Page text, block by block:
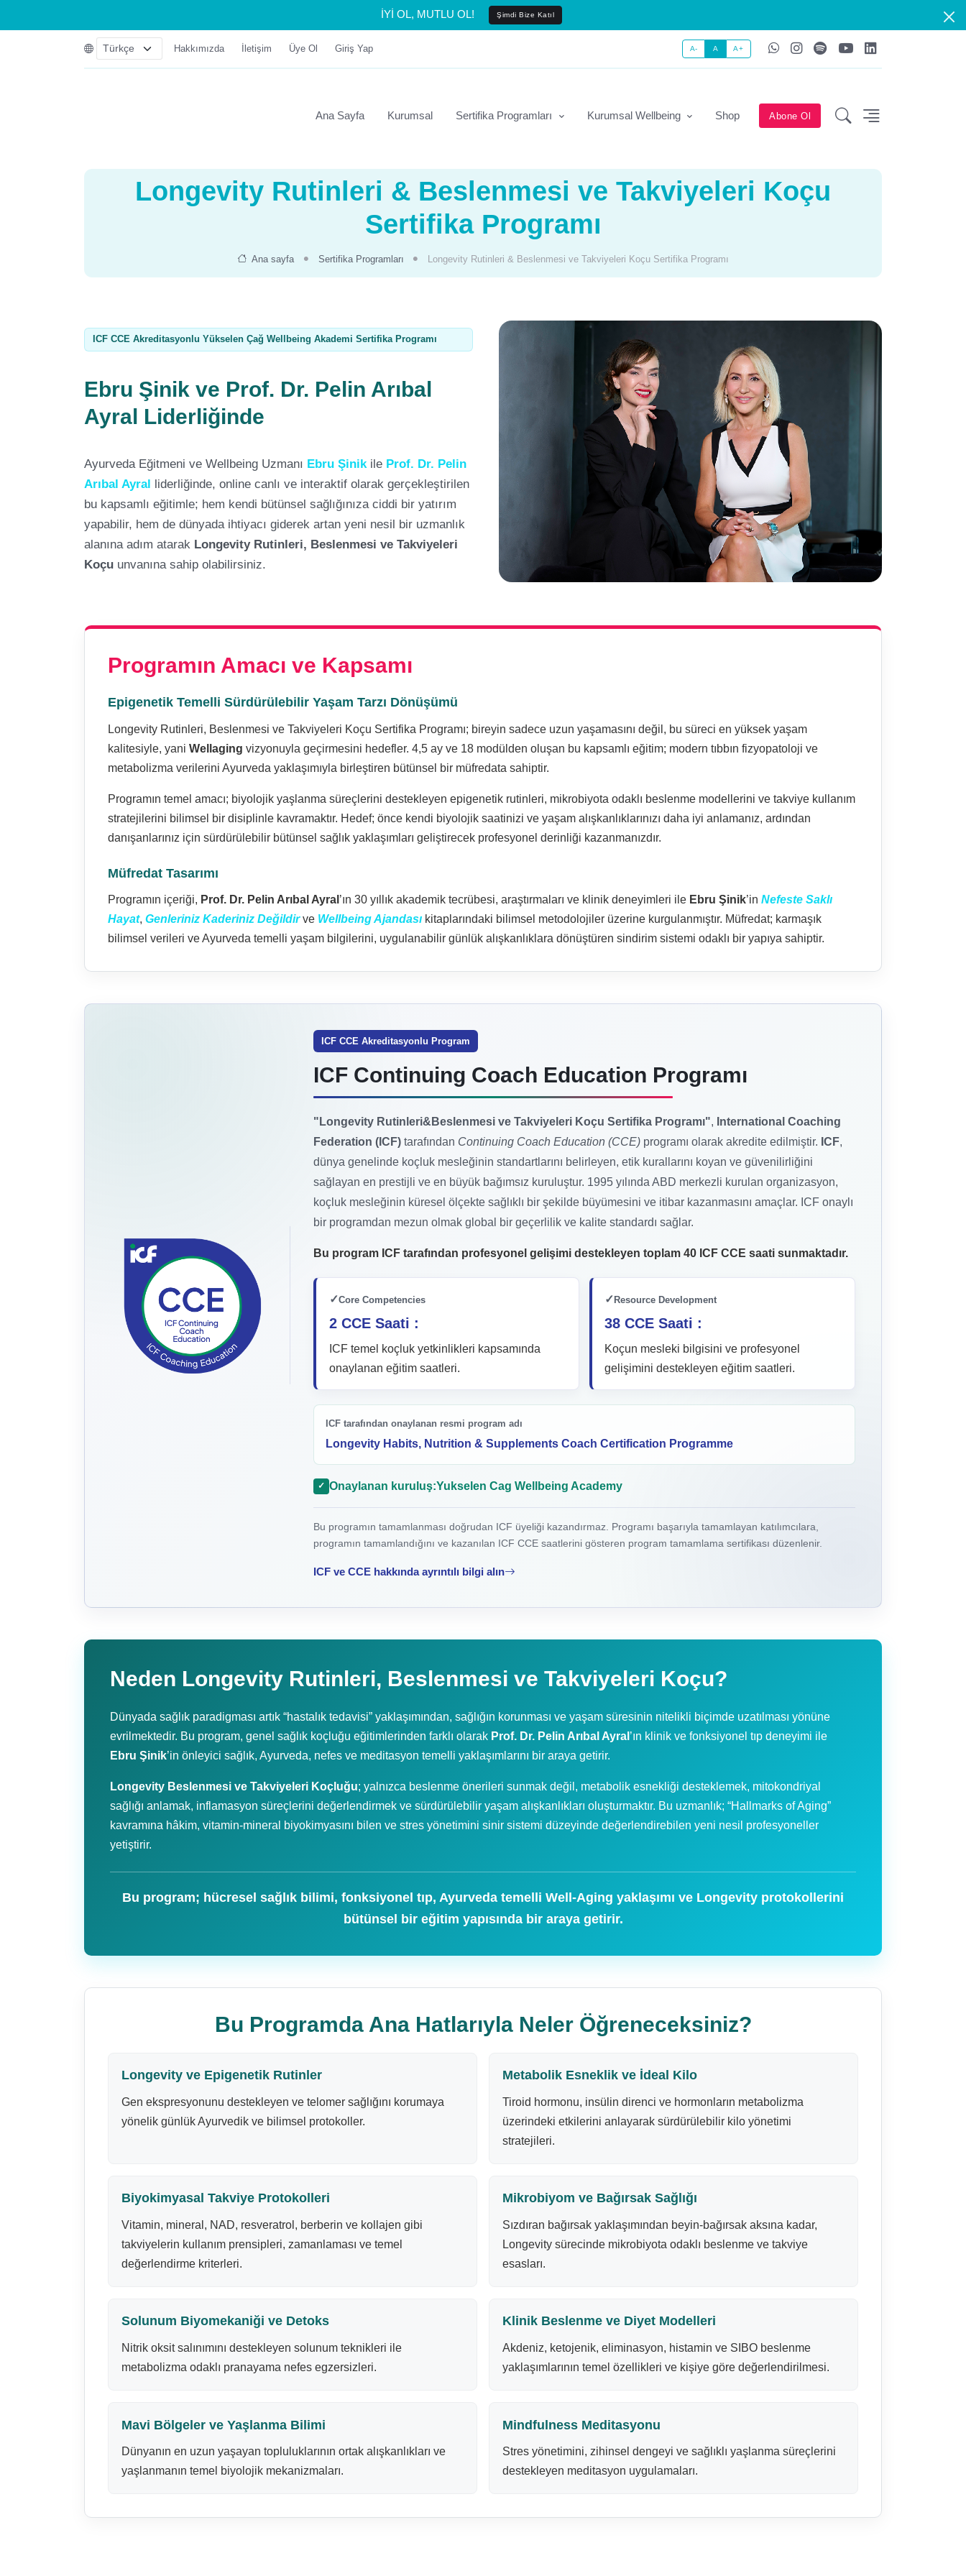
İYİ OL, MUTLU OL! Şimdi Bize Katıl
Hakkımızda İletişim Üye Ol Giriş Yap A- A A+
Ana Sayfa Kurumsal Sertifika Programları Kurumsal Wellbeing Shop Abone Ol
Longevity Rutinleri & Beslenmesi ve Takviyeleri Koçu
Sertifika Programı
Ana sayfa Sertifika Programları Longevity Rutinleri & Beslenmesi ve Takviyeleri Koçu Sertifika Programı
ICF CCE Akreditasyonlu Yükselen Çağ Wellbeing Akademi Sertifika Programı
Ebru Şinik ve Prof. Dr. Pelin Arıbal
Ayral Liderliğinde
Ayurveda Eğitmeni ve Wellbeing Uzmanı Ebru Şinik ile Prof. Dr. Pelin
Arıbal Ayral liderliğinde, online canlı ve interaktif olarak gerçekleştirilen
bu kapsamlı eğitimle; hem kendi bütünsel sağlığınıza ciddi bir yatırım
yapabilir, hem de dünyada ihtiyacı giderek artan yeni nesil bir uzmanlık
alanına adım atarak Longevity Rutinleri, Beslenmesi ve Takviyeleri
Koçu unvanına sahip olabilirsiniz.
Programın Amacı ve Kapsamı
Epigenetik Temelli Sürdürülebilir Yaşam Tarzı Dönüşümü
Longevity Rutinleri, Beslenmesi ve Takviyeleri Koçu Sertifika Programı; bireyin sadece uzun yaşamasını değil, bu süreci en yüksek yaşam
kalitesiyle, yani Wellaging vizyonuyla geçirmesini hedefler. 4,5 ay ve 18 modülden oluşan bu kapsamlı eğitim; modern tıbbın fizyopatoloji ve
metabolizma verilerini Ayurveda yaklaşımıyla birleştiren bütünsel bir müfredata sahiptir.
Programın temel amacı; biyolojik yaşlanma süreçlerini destekleyen epigenetik rutinleri, mikrobiyota odaklı beslenme modellerini ve takviye kullanım
stratejilerini bilimsel bir disiplinle kavramaktır. Hedef; önce kendi biyolojik saatinizi ve yaşam alışkanlıklarınızı daha iyi anlamanız, ardından
danışanlarınız için sürdürülebilir bütünsel sağlık yaklaşımları geliştirecek profesyonel derinliği kazanmanızdır.
Müfredat Tasarımı
Programın içeriği, Prof. Dr. Pelin Arıbal Ayral ’ın 30 yıllık akademik tecrübesi, araştırmaları ve klinik deneyimleri ile Ebru Şinik’in Nefeste Saklı
Hayat, Genleriniz Kaderiniz Değildirve Wellbeing Ajandası kitaplarındaki bilimsel metodolojiler üzerine kurgulanmıştır. Müfredat; karmaşık
bilimsel verileri ve Ayurveda temelli yaşam bilgilerini, uygulanabilir günlük alışkanlıklara dönüştüren sindirim sistemi odaklı bir yapıya sahiptir.
ICF CCE Akreditasyonlu Program
ICF Continuing Coach Education Programı
"Longevity Rutinleri&Beslenmesi ve Takviyeleri Koçu Sertifika Programı", International Coaching
Federation (ICF) tarafından Continuing Coach Education (CCE) programı olarak akredite edilmiştir. ICF,
dünya genelinde koçluk mesleğinin standartlarını belirleyen, etik kurallarını koyan ve güvenilirliğini
sağlayan en prestijli ve en büyük bağımsız kuruluştur. 1995 yılında ABD merkezli kurulan organizasyon,
koçluk mesleğinin küresel ölçekte sağlıklı bir şekilde büyümesini ve itibar kazanmasını amaçlar. ICF onaylı
bir programdan mezun olmak global bir geçerlilik ve kalite standardı sağlar.
Bu program ICF tarafından profesyonel gelişimi destekleyen toplam 40 ICF CCE saati sunmaktadır.
✓Core Competencies
2 CCE Saati :
ICF temel koçluk yetkinlikleri kapsamında
onaylanan eğitim saatleri.
✓ Resource Development
38 CCE Saati :
Koçun mesleki bilgisini ve profesyonel
gelişimini destekleyen eğitim saatleri.
ICF tarafından onaylanan resmi program adı
Longevity Habits, Nutrition & Supplements Coach Certification Programme
✓ Onaylanan kuruluş:Yukselen Cag Wellbeing Academy
Bu programın tamamlanması doğrudan ICF üyeliği kazandırmaz. Programı başarıyla tamamlayan katılımcılara,
programın tamamlandığını ve kazanılan ICF CCE saatlerini gösteren program tamamlama sertifikası düzenlenir.
ICF ve CCE hakkında ayrıntılı bilgi alın
Neden Longevity Rutinleri, Beslenmesi ve Takviyeleri Koçu?
Dünyada sağlık paradigması artık “hastalık tedavisi” yaklaşımından, sağlığın korunması ve yaşam süresinin nitelikli biçimde uzatılması yönüne
evrilmektedir. Bu program, genel sağlık koçluğu eğitimlerinden farklı olarak Prof. Dr. Pelin Arıbal Ayral ’ın klinik ve fonksiyonel tıp deneyimi ile
Ebru Şinik’in önleyici sağlık, Ayurveda, nefes ve meditasyon temelli yaklaşımlarını bir araya getirir.
Longevity Beslenmesi ve Takviyeleri Koçluğu; yalnızca beslenme önerileri sunmak değil, metabolik esnekliği desteklemek, mitokondriyal
sağlığı anlamak, inflamasyon süreçlerini değerlendirmek ve sürdürülebilir yaşam alışkanlıkları oluşturmaktır. Bu uzmanlık; “Hallmarks of Aging”
kavramına hâkim, vitamin-mineral biyokimyasını bilen ve stres yönetimini sinir sistemi düzeyinde değerlendirebilen yeni nesil profesyoneller
yetiştirir.
Bu program; hücresel sağlık bilimi, fonksiyonel tıp, Ayurveda temelli Well-Aging yaklaşımı ve Longevity protokollerini
bütünsel bir eğitim yapısında bir araya getirir.
Bu Programda Ana Hatlarıyla Neler Öğreneceksiniz?
Longevity ve Epigenetik Rutinler
Gen ekspresyonunu destekleyen ve telomer sağlığını korumaya
yönelik günlük Ayurvedik ve bilimsel protokoller.
Metabolik Esneklik ve İdeal Kilo
Tiroid hormonu, insülin direnci ve hormonların metabolizma
üzerindeki etkilerini anlayarak sürdürülebilir kilo yönetimi
stratejileri.
Biyokimyasal Takviye Protokolleri
Vitamin, mineral, NAD, resveratrol, berberin ve kollajen gibi
takviyelerin kullanım prensipleri, zamanlaması ve temel
değerlendirme kriterleri.
Mikrobiyom ve Bağırsak Sağlığı
Sızdıran bağırsak yaklaşımından beyin-bağırsak aksına kadar,
Longevity sürecinde mikrobiyota odaklı beslenme ve takviye
esasları.
Solunum Biyomekaniği ve Detoks
Nitrik oksit salınımını destekleyen solunum teknikleri ile
metabolizma odaklı pranayama nefes egzersizleri.
Klinik Beslenme ve Diyet Modelleri
Akdeniz, ketojenik, eliminasyon, histamin ve SIBO beslenme
yaklaşımlarının temel özellikleri ve kişiye göre değerlendirilmesi.
Mavi Bölgeler ve Yaşlanma Bilimi
Dünyanın en uzun yaşayan topluluklarının ortak alışkanlıkları ve
yaşlanmanın temel biyolojik mekanizmaları.
Mindfulness Meditasyonu
Stres yönetimini, zihinsel dengeyi ve sağlıklı yaşlanma süreçlerini
destekleyen meditasyon uygulamaları.